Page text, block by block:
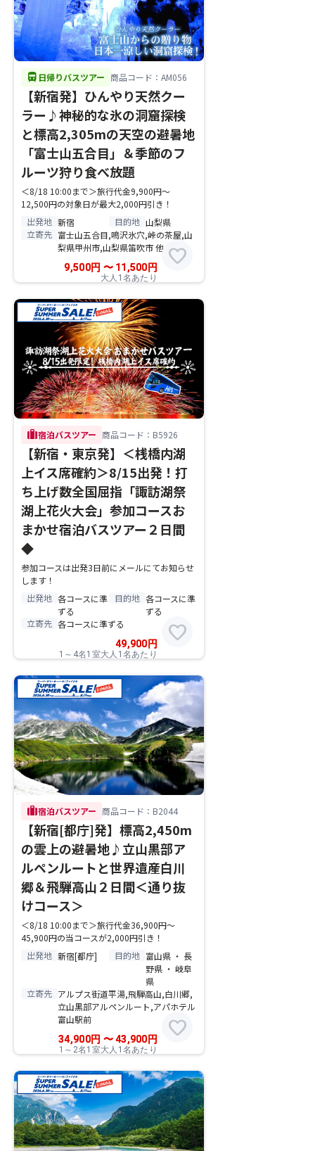
directions_bus 日帰りバスツアー 商品コード：AM056
【新宿発】ひんやり天然クー
ラー♪神秘的な氷の洞窟探検
と標高2,305mの天空の避暑地
「富士山五合目」＆季節のフ
ルーツ狩り食べ放題
＜8/18 10:00まで＞旅行代金9,900円～
12,500円の対象日が最大2,000円引き！
出発地 新宿 目的地 山梨県
立寄先 富士山五合目,鳴沢氷穴,峠の茶屋,山
梨県甲州市,山梨県笛吹市 他
9,500円 〜11,500 円
大人1名あたり
favorite
trip宿泊バスツアー 商品コード：B5926
【新宿・東京発】＜桟橋内湖
上イス席確約＞8/15出発！打
ち上げ数全国屈指「諏訪湖祭
湖上花火大会」参加コースお
まかせ宿泊バスツアー２日間
◆
参加コースは出発3日前にメールにてお知らせ
します！
出発地 各コースに準
ずる
目的地 各コースに準
ずる
立寄先 各コースに準ずる
49,900 円
1～4名1室大人1名あたり
favorite
trip宿泊バスツアー 商品コード：B2044
【新宿[都庁]発】標高2,450m
の雲上の避暑地♪立山黒部ア
ルペンルートと世界遺産白川
郷＆飛騨高山２日間＜通り抜
けコース＞
＜8/18 10:00まで＞旅行代金36,900円～
45,900円の当コースが2,000円引き！
出発地 新宿[都庁] 目的地 富山県 ・ 長
野県 ・ 岐阜
県
立寄先 アルプス街道平湯,飛騨高山,白川郷,
立山黒部アルペンルート,アパホテル
富山駅前
34,900円 〜43,900 円
1～2名1室大人1名あたり
favorite